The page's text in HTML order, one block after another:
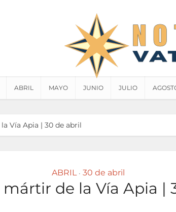
ABRIL MAYO JUNIO JULIO
Vía Apia | 30 de abril
ABRIL • 30 de abril
mártir de la Vía Apia |